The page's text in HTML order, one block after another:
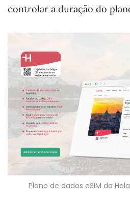
controlar a duração do
Plano de dados eSIM da